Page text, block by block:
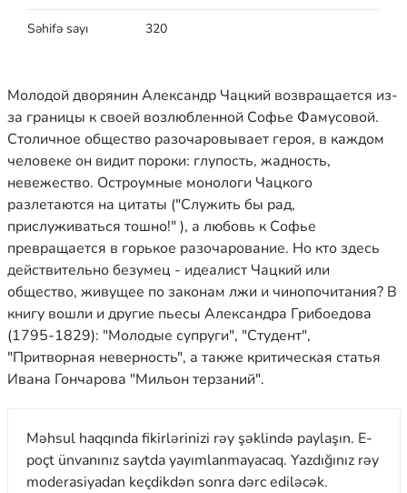
Səhifə sayı 320
Молодой дворянин Александр Чацкий возвращается из-
за границы к своей возлюбленной Софье Фамусовой.
Столичное общество разочаровывает героя, в каждом
человеке он видит пороки: глупость, жадность,
невежество. Остроумные монологи Чацкого
разлетаются на цитаты ("Служить бы рад,
прислуживаться тошно!" ), а любовь к Софье
превращается в горькое разочарование. Но кто здесь
действительно безумец - идеалист Чацкий или
общество, живущее по законам лжи и чинопочитания? В
книгу вошли и другие пьесы Александра Грибоедова
(1795-1829): "Молодые супруги", "Студент",
"Притворная неверность", а также критическая статья
Ивана Гончарова "Мильон терзаний".
Məhsul haqqında fikirlərinizi rəy şəklində paylaşın. E-
poçt ünvanınız saytda yayımlanmayacaq. Yazdığınız rəy
moderasiyadan keçdikdən sonra dərc ediləcək.